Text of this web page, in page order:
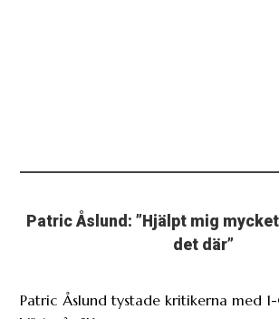
Patric Åslund: ”Hjälpt mig
det där”
Patric Åslund tystade kritikerna med